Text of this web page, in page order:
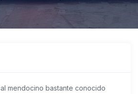
mendocino bastante conocido